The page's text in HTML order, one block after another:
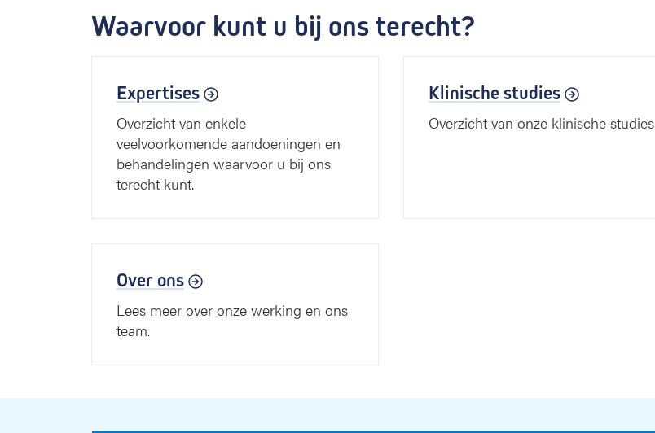
Waarvoor kunt u bij ons terecht?
Expertises
Overzicht van enkele
veelvoorkomende aandoeningen en
behandelingen waarvoor u bij ons
terecht kunt.
Klinische studies
Overzicht van onze klinische studies
Over ons
Lees meer over onze werking en ons
team.